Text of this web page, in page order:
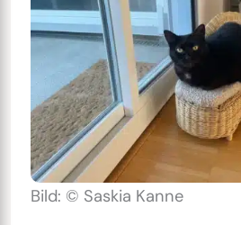
Bild: © Saskia Kanne